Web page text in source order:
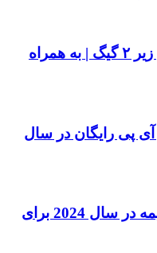
۱۰ بازی پیشنهادی برای رم زیر ۲ گیگ | به همراه
آی پی رایگان در سال
بهترین برنامه های دانلود انیمه در سال 2024 برای